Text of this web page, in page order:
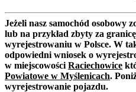
Jeżeli nasz samochód osobowy
lub na przykład zbyty za
wyrejestrowaniu w Polsce. W
odpowiedni wniosek o
w miejscowości Raciechowice
Powiatowe w Myślenicach.
wyrejestrowanie pojazdu.